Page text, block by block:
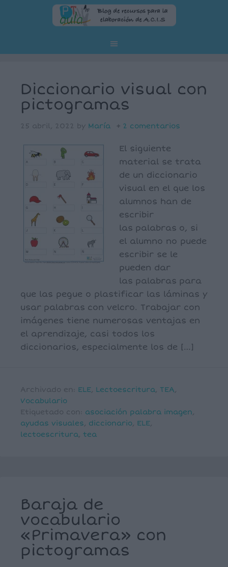
Diccionario visual con
pictogramas
25 abril, 2022 by María 2 comentarios
El siguiente
material se trata
de un diccionario
visual en el que los
alumnos han de
escribir
las palabras o, si
el alumno no puede
escribir se le
pueden dar
las palabras para
que las pegue o plastificar las láminas y
usar palabras con velcro. Trabajar con
imágenes tiene numerosas ventajas en
el aprendizaje, casi todos los
diccionarios, especialmente los de […]
Archivado en: ELE, Lectoescritura, TEA,
Vocabulario
Etiquetado con: asociación palabra imagen,
ayudas visuales, diccionario, ELE,
lectoescritura, tea
Baraja de
vocabulario
«Primavera» con
pictogramas